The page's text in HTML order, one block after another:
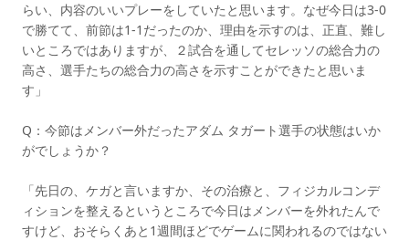
らい、内容のいいプレーをしていたと思います。なぜ今日は3-0
で勝てて、前節は1-1だったのか、理由を示すのは、正直、難し
いところではありますが、２試合を通してセレッソの総合力の
高さ、選手たちの総合力の高さを示すことができたと思いま
す」
Q：今節はメンバー外だったアダム タガート選手の状態はいか
がでしょうか？
「先日の、ケガと言いますか、その治療と、フィジカルコンデ
ィションを整えるというところで今日はメンバーを外れたんで
すけど、おそらくあと1週間ほどでゲームに関われるのではない